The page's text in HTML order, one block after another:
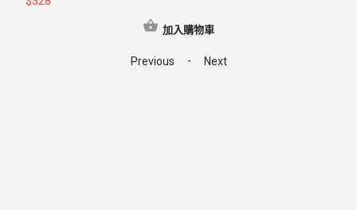
加入購物車
Previous - Next